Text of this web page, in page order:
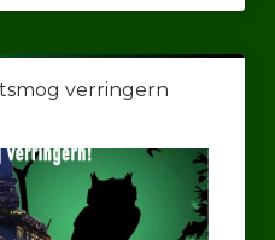
Jetzt!
PARTEI Düsseldorf
Duisburg
verringern